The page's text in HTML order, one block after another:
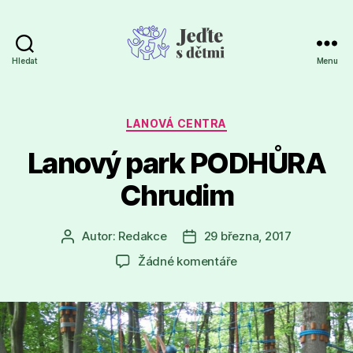
Hledat Menu
Rubriky
LANOVÁ CENTRA
Lanový park PODHŮRA
Chrudim
Autor
příspěvku
Autor: Redakce
Datum
příspěvku
29 března, 2017
Žádné komentářeu
názvem
Lanový
park